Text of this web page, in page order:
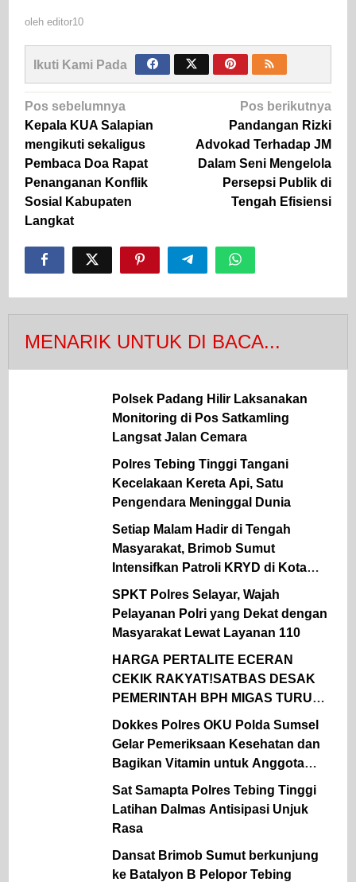
oleh editor10
Ikuti Kami Pada
Navigasi
pos
Pos sebelumnya
Kepala KUA Salapian
mengikuti sekaligus
Pembaca Doa Rapat
Penanganan Konflik
Sosial Kabupaten
Langkat
Pos berikutnya
Pandangan Rizki
Advokad Terhadap JM
Dalam Seni Mengelola
Persepsi Publik di
Tengah Efisiensi
MENARIK UNTUK DI BACA...
Polsek Padang Hilir Laksanakan
Monitoring di Pos Satkamling
Langsat Jalan Cemara
Polres Tebing Tinggi Tangani
Kecelakaan Kereta Api, Satu
Pengendara Meninggal Dunia
Setiap Malam Hadir di Tengah
Masyarakat, Brimob Sumut
Intensifkan Patroli KRYD di Kota
Medan
SPKT Polres Selayar, Wajah
Pelayanan Polri yang Dekat dengan
Masyarakat Lewat Layanan 110
HARGA PERTALITE ECERAN
CEKIK RAKYAT!SATBAS DESAK
PEMERINTAH BPH MIGAS TURUN
TANGAN
Dokkes Polres OKU Polda Sumsel
Gelar Pemeriksaan Kesehatan dan
Bagikan Vitamin untuk Anggota
Polsek Semidang Aji
Sat Samapta Polres Tebing Tinggi
Latihan Dalmas Antisipasi Unjuk
Rasa
Dansat Brimob Sumut berkunjung
ke Batalyon B Pelopor Tebing